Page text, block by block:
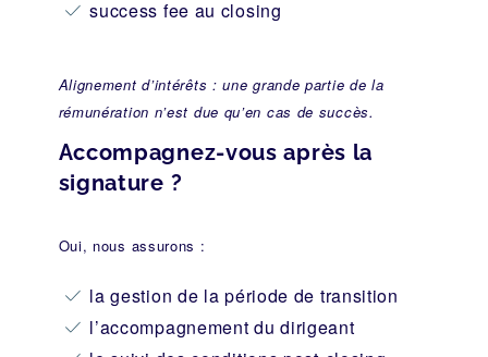
success fee au closing
Alignement d’intérêts : une grande partie de la
rémunération n’est due qu’en cas de succès.
Accompagnez-vous après la
signature ?
Oui, nous assurons :
la gestion de la période de transition
l’accompagnement du dirigeant